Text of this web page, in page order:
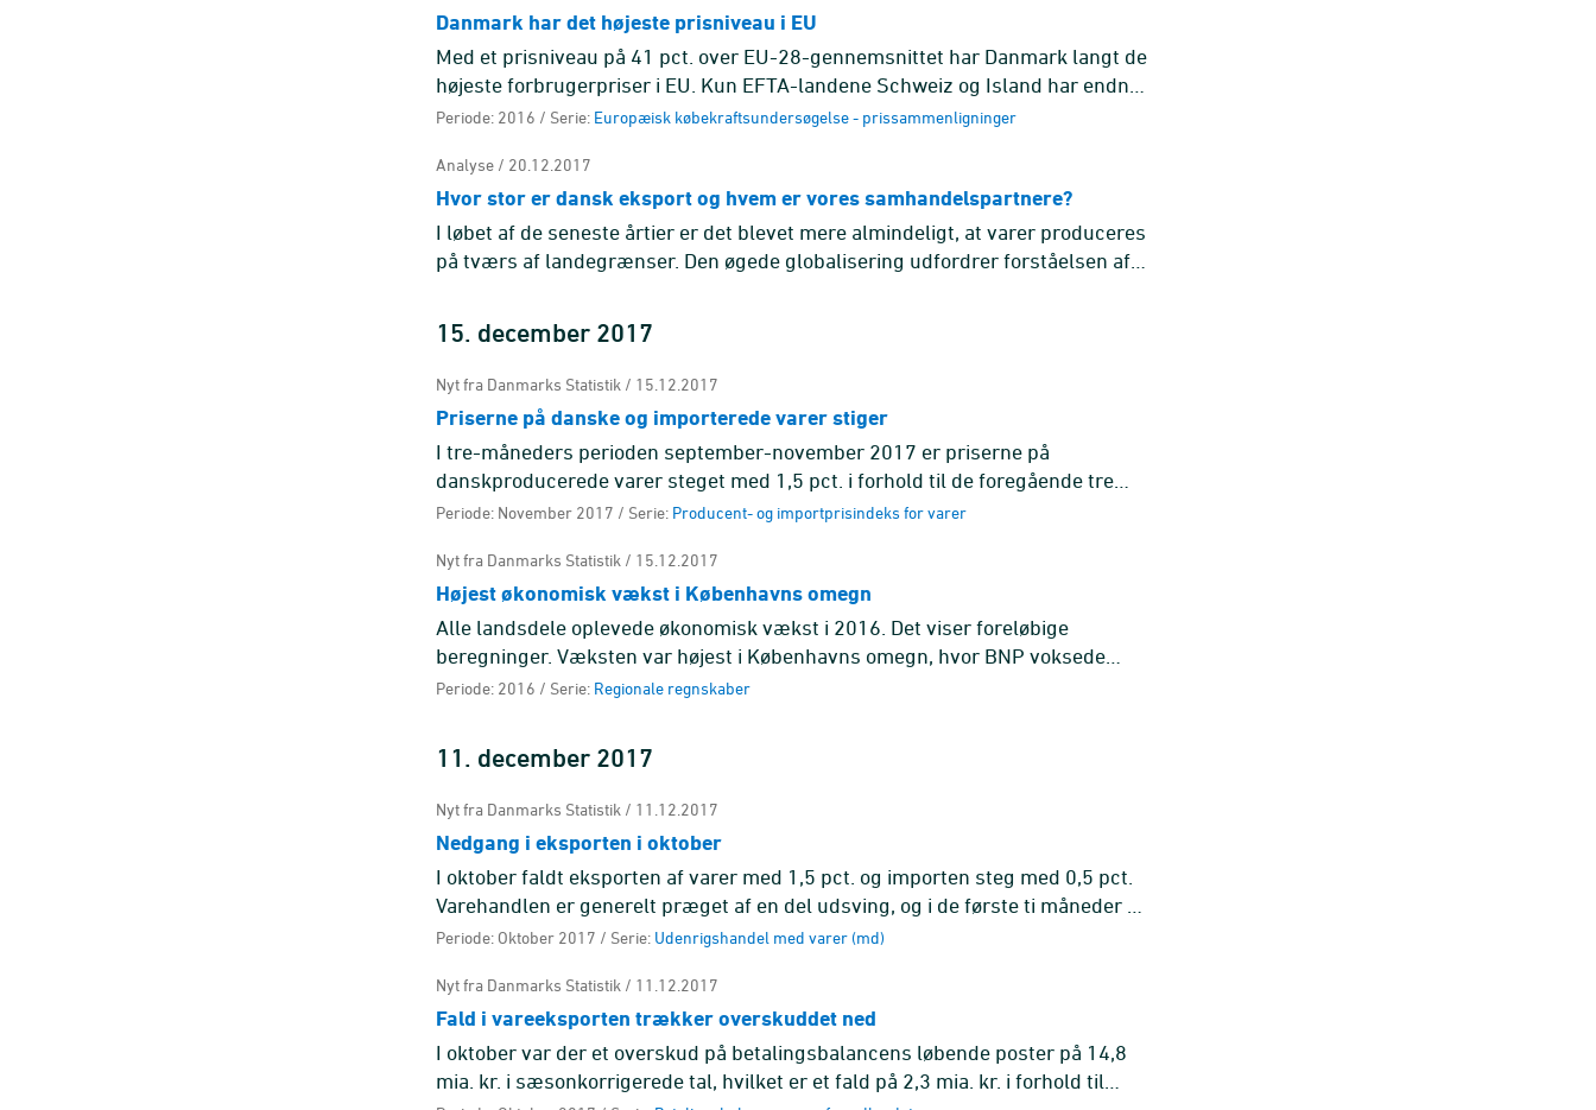
Danmark har det højeste prisniveau i EU
Med et prisniveau på 41 pct. over EU-28-gennemsnittet har Danmark langt de
højeste forbrugerpriser i EU. Kun EFTA-landene Schweiz og Island har endnu
højere priser.
Periode: 2016 / Serie: Europæisk købekraftsundersøgelse - prissammenligninger
Analyse / 20.12.2017
Hvor stor er dansk eksport og hvem er vores samhandelspartnere?
I løbet af de seneste årtier er det blevet mere almindeligt, at varer produceres
på tværs af landegrænser. Den øgede globalisering udfordrer forståelsen af,
15. december 2017
Nyt fra Danmarks Statistik / 15.12.2017
Priserne på danske og importerede varer stiger
I tre-måneders perioden september-november 2017 er priserne på
danskproducerede varer steget med 1,5 pct. i forhold til de foregående tre
måneder juni-august 2017.
Periode: November 2017 / Serie: Producent- og importprisindeks for varer
Nyt fra Danmarks Statistik / 15.12.2017
Højest økonomisk vækst i Københavns omegn
Alle landsdele oplevede økonomisk vækst i 2016. Det viser foreløbige
beregninger. Væksten var højest i Københavns omegn, hvor BNP voksede
med 3,6 pct., efterfulgt af Byen ...
Periode: 2016 / Serie: Regionale regnskaber
11. december 2017
Nyt fra Danmarks Statistik / 11.12.2017
Nedgang i eksporten i oktober
I oktober faldt eksporten af varer med 1,5 pct. og importen steg med 0,5 pct.
Varehandlen er generelt præget af en del udsving, og i de første ti måneder af
2017 er ekspo ...
Periode: Oktober 2017 / Serie: Udenrigshandel med varer (md)
Nyt fra Danmarks Statistik / 11.12.2017
Fald i vareeksporten trækker overskuddet ned
I oktober var der et overskud på betalingsbalancens løbende poster på 14,8
mia. kr. i sæsonkorrigerede tal, hvilket er et fald på 2,3 mia. kr. i forhold til